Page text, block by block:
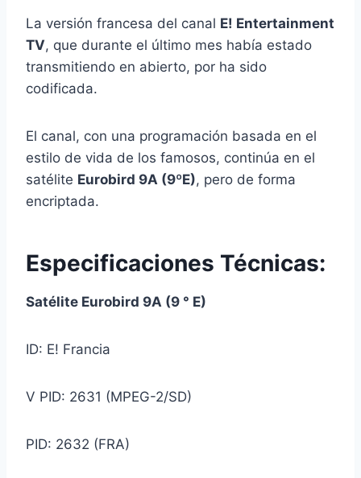
La versión francesa del canal E! Entertainment
TV, que durante el último mes había estado
transmitiendo en abierto, por ha sido
codificada.
El canal, con una programación basada en el
estilo de vida de los famosos, continúa en el
satélite Eurobird 9A (9ºE), pero de forma
encriptada.
Especificaciones Técnicas:
Satélite Eurobird 9A (9 ° E)
ID: E! Francia
V PID: 2631 (MPEG-2/SD)
PID: 2632 (FRA)